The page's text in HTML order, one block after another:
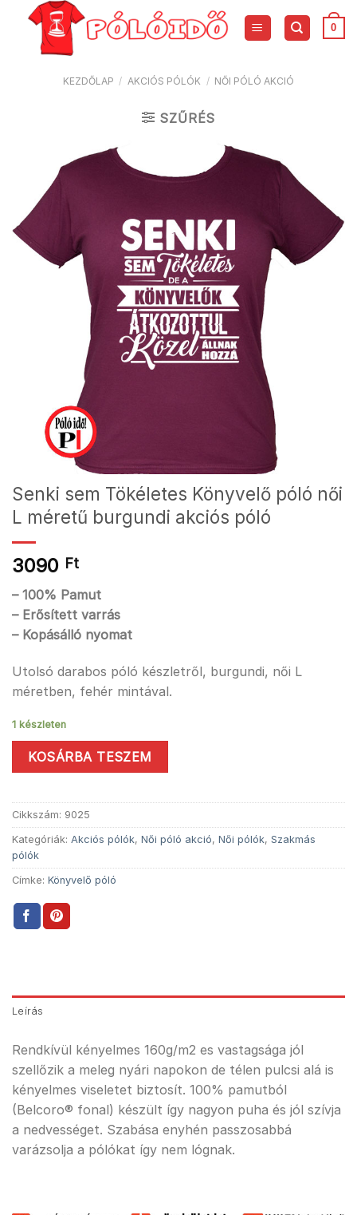
content
0
KEZDŐLAP / AKCIÓS PÓLÓK / NŐI PÓLÓ AKCIÓ
SZŰRÉS
Senki sem Tökéletes Könyvelő póló női
L méretű burgundi akciós póló
3090 Ft
– 100% Pamut
– Erősített varrás
– Kopásálló nyomat
Utolsó darabos póló készletről, burgundi, női L
méretben, fehér mintával.
1 készleten
KOSÁRBA TESZEM
Cikkszám: 9025
Kategóriák: Akciós pólók, Női póló akció, Női pólók, Szakmás
pólók
Címke: Könyvelő póló
Leírás
Rendkívül kényelmes 160g/m2 es vastagsága jól
szellőzik a meleg nyári napokon de télen pulcsi alá is
kényelmes viseletet biztosít. 100% pamutból
(Belcoro® fonal) készült így nagyon puha és jól szívja
a nedvességet. Szabása enyhén passzosabbá
varázsolja a pólókat így nem lógnak.